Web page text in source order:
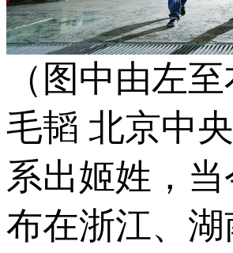
（图中由左至
毛韬 北京中
系出姬姓，
布在浙江、